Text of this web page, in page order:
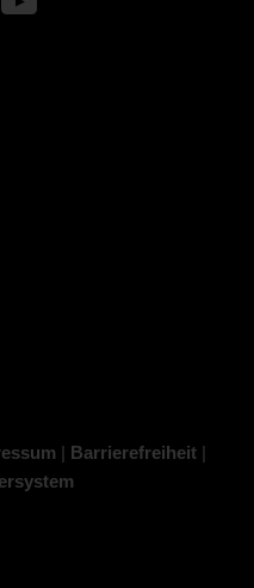
| Barrierefreiheit|